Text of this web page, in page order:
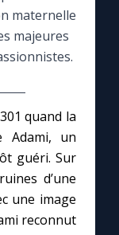
maternelle
majeures
quand la
Adami, un
guéri. Sur
d’une
une image
reconnut